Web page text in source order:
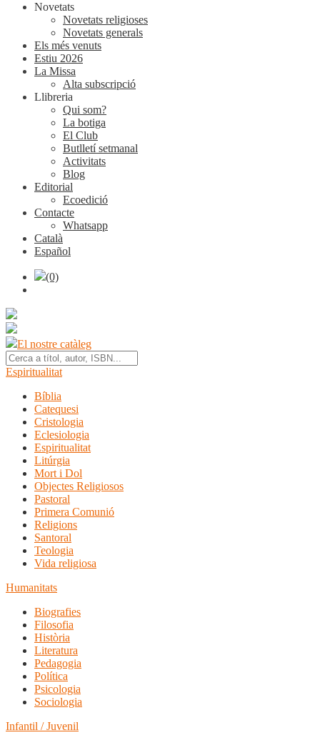
Novetats
Novetats religioses
Novetats generals
Els més venuts
Estiu 2026
La Missa
Alta subscripció
Llibreria
Qui som?
La botiga
El Club
Butlletí setmanal
Activitats
Blog
Editorial
Ecoedició
Contacte
Whatsapp
Català
Español
(0)
El nostre catàleg
Espiritualitat
Bíblia
Catequesi
Cristologia
Eclesiologia
Espiritualitat
Litúrgia
Mort i Dol
Objectes Religiosos
Pastoral
Primera Comunió
Religions
Santoral
Teologia
Vida religiosa
Humanitats
Biografies
Filosofia
Història
Literatura
Pedagogia
Política
Psicologia
Sociologia
Infantil / Juvenil